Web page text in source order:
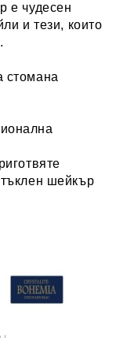
е чудесен
и тези, които
стомана
шейкър